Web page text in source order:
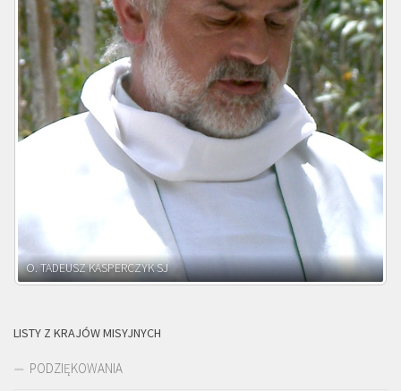
O. ADNRZEJ LEŚNIARA SJ
LISTY Z KRAJÓW MISYJNYCH
PODZIĘKOWANIA